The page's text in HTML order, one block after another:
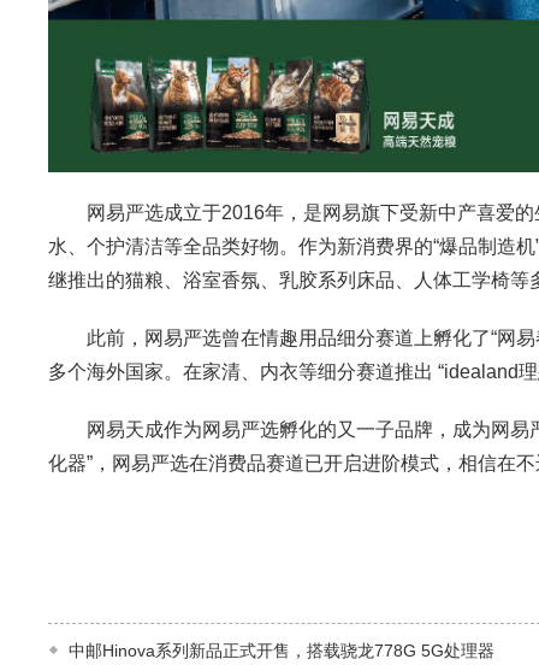
网易严选成立于2016年，是网易旗下受新中产喜爱的
水、个护清洁等全品类好物。作为新消费界的“爆品制造
继推出的猫粮、浴室香氛、乳胶系列床品、人体工学椅
此前，网易严选曾在情趣用品细分赛道上孵化了“网易
多个海外国家。在家清、内衣等细分赛道推出 “idealand
网易天成作为网易严选孵化的又一子品牌，成为网易
化器”，网易严选在消费品赛道已开启进阶模式，相信在
中邮Hinova系列新品正式开售，搭载骁龙778G 5G处理器